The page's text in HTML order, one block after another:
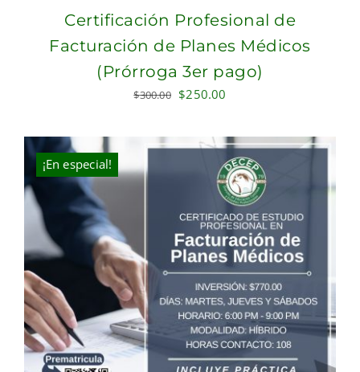
Certificación Profesional de
Facturación de Planes Médicos
(Prórroga 3er pago)
$300.00 Original
$300.00.
$250.00
is:
$250.00.
¡En especial!